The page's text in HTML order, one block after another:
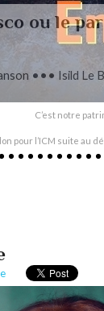
ou le
••• Isild Le
C’est notre
pour l’ICM suite au